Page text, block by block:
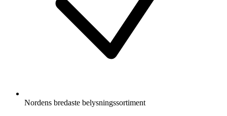
Nordens bredaste belysningssortiment